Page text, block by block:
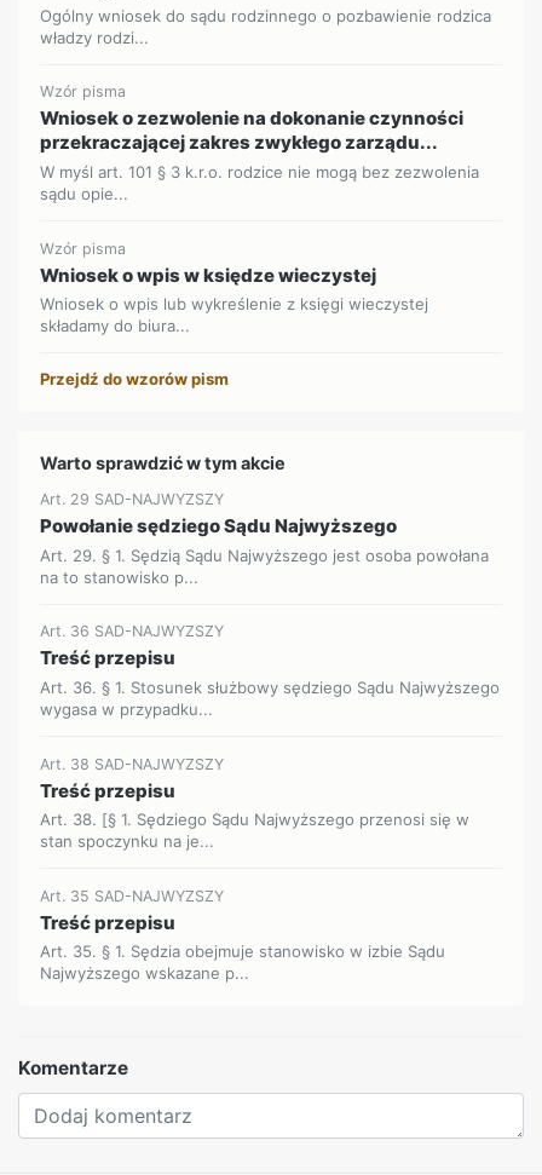
Ogólny wniosek do sądu rodzinnego o pozbawienie rodzica
władzy rodzi...
Wzór pisma
Wniosek o zezwolenie na dokonanie czynności
przekraczającej zakres zwykłego zarządu...
W myśl art. 101 § 3 k.r.o. rodzice nie mogą bez zezwolenia
sądu opie...
Wzór pisma
Wniosek o wpis w księdze wieczystej
Wniosek o wpis lub wykreślenie z księgi wieczystej
składamy do biura...
Przejdź do wzorów pism
Warto sprawdzić w tym akcie
Art. 29 SAD-NAJWYZSZY
Powołanie sędziego Sądu Najwyższego
Art. 29. § 1. Sędzią Sądu Najwyższego jest osoba powołana
na to stanowisko p...
Art. 36 SAD-NAJWYZSZY
Treść przepisu
Art. 36. § 1. Stosunek służbowy sędziego Sądu Najwyższego
wygasa w przypadku...
Art. 38 SAD-NAJWYZSZY
Treść przepisu
Art. 38. [§ 1. Sędziego Sądu Najwyższego przenosi się w
stan spoczynku na je...
Art. 35 SAD-NAJWYZSZY
Treść przepisu
Art. 35. § 1. Sędzia obejmuje stanowisko w izbie Sądu
Najwyższego wskazane p...
Komentarze